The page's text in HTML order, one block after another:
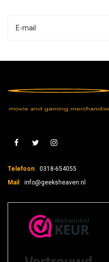
Telefoon
0318-654055
Mail
info@geeksheaven.nl